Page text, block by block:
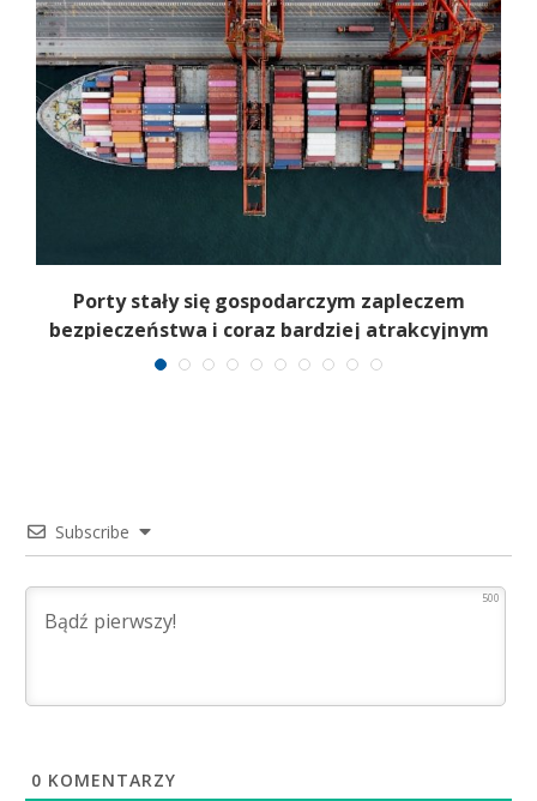
Porty stały się gospodarczym zapleczem
bezpieczeństwa i coraz bardziej atrakcyjnym
celem
Subscribe
500
0 KOMENTARZY